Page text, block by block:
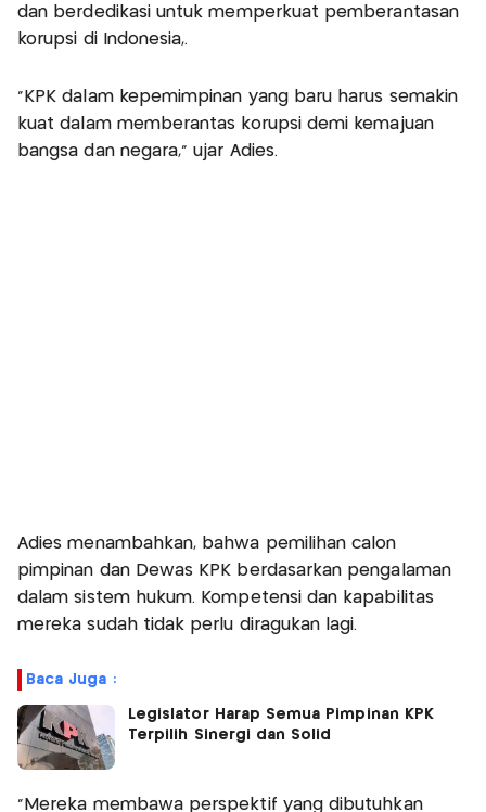
dan berdedikasi untuk memperkuat pemberantasan
korupsi di Indonesia,.
"KPK dalam kepemimpinan yang baru harus semakin
kuat dalam memberantas korupsi demi kemajuan
bangsa dan negara," ujar Adies.
Adies menambahkan, bahwa pemilihan calon
pimpinan dan Dewas KPK berdasarkan pengalaman
dalam sistem hukum. Kompetensi dan kapabilitas
mereka sudah tidak perlu diragukan lagi.
Baca Juga :
Legislator Harap Semua Pimpinan KPK
Terpilih Sinergi dan Solid
"Mereka membawa perspektif yang dibutuhkan